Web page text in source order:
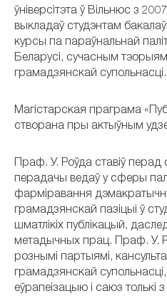
ўніверсітэта ў Вільнюс з
выкладаў студэнтам
курсы па параўнальнай
Беларусі, сучасным тэорыям
грамадзянскай супольнасці.
Магістарская праграма
створана пры актыўным
Праф. У. Роўда ставіў перад
перадачы ведаў у сферы
фарміравання
грамадзянскай пазіцыі ў
шматлікіх публікацый,
метадычных прац. Праф. У.
рознымі партыямі,
грамадзянскай
еўрапеізацыю і саюз толькі